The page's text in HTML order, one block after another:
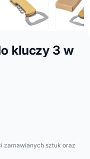
kluczy 3 w
zamawianych sztuk oraz